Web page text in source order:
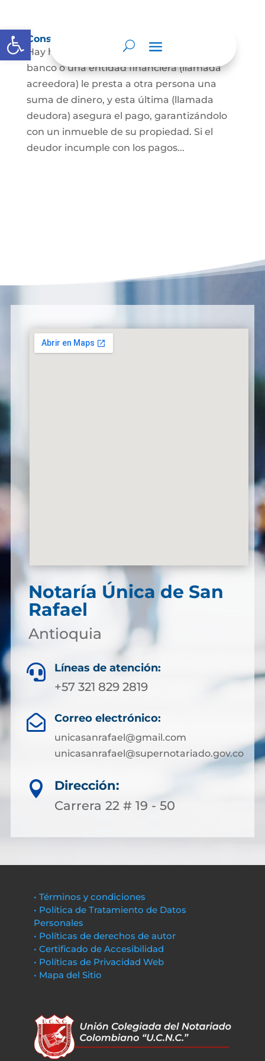
Abrir barra de herramientas
Constitución de hipoteca
Hay hipoteca cuando una persona, o un
banco o una entidad financiera (llamada
acreedora) le presta a otra persona una
suma de dinero, y esta última (llamada
deudora) asegura el pago, garantizándolo
con un inmueble de su propiedad. Si el
deudor incumple con los pagos...
Notaría Única de San
Rafael
Antioquia
 Líneas de atención:
+57 321 829 2819
 Correo electrónico:
unicasanrafael@gmail.com
unicasanrafael@supernotariado.gov.co

Dirección:
Carrera 22 # 19 - 50
• Términos y condiciones
• Política de Tratamiento de Datos
Personales
• Políticas de derechos de autor
• Certificado de Accesibilidad
• Políticas de Privacidad Web
• Mapa del Sitio